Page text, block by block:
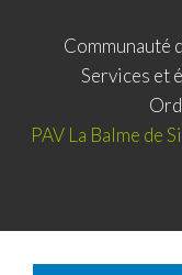
Communauté
Services et
PAV La Balme de